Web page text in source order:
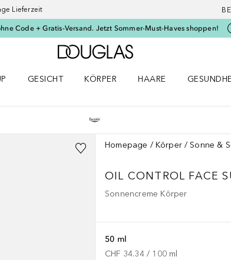
Lieferzeit
Code + Gratis-Versand. Jetzt Sommer-Must-Haves shoppen!
Zur Douglas Startseite
GESICHT
KÖRPER
HAARE
Homepage Körper Sonne &
OIL CONTROL FACE
Sonnencreme Körper
50 ml
CHF 34.34 / 100 ml